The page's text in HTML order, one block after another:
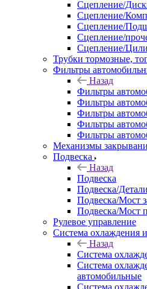
Сцепление/
Сцепление/
Сцепление/
Сцепление/
Сцепление/
Трубки тормозные,
Фильтры
Назад
Фильтры
Фильтры
Фильтры
Фильтры
Фильтры
Механизмы
Подвеска
Назад
Подвеска
Подвеска/
Подвеска/Мост
Подвеска/Мост
Рулевое управление
Система охлаждения
Назад
Система
Система
автомобильные
Система